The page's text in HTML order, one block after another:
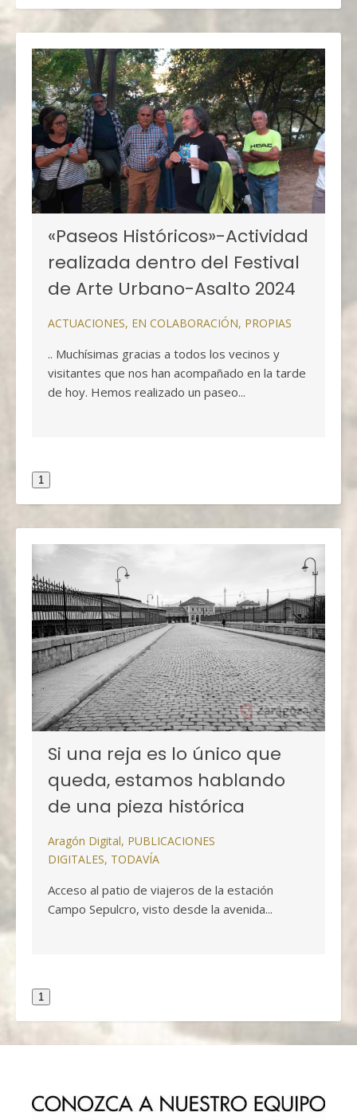
«Paseos Históricos»-Actividad
realizada dentro del Festival
de Arte Urbano-Asalto 2024
ACTUACIONES, EN COLABORACIÓN, PROPIAS
.. Muchísimas gracias a todos los vecinos y
visitantes que nos han acompañado en la tarde
de hoy. Hemos realizado un paseo...
1
Si una reja es lo único que
queda, estamos hablando
de una pieza histórica
Aragón Digital, PUBLICACIONES
DIGITALES, TODAVÍA
Acceso al patio de viajeros de la estación
Campo Sepulcro, visto desde la avenida...
1